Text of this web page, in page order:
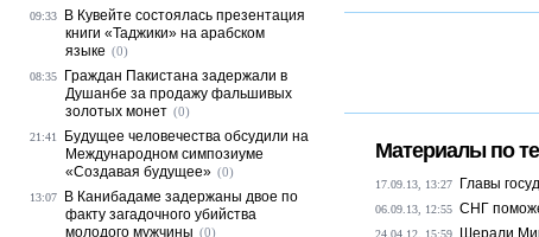
Материалы по
17.09.13, 13:27 Главы
06.09.13, 12:55 СНГ
24.04.12, 15:59 Шерали
09:33
В Кувейте состоялась презентация
книги «Таджики» на арабском
языке (0)
08:35
Граждан Пакистана задержали в
Душанбе за продажу фальшивых
золотых монет (0)
21:41
Будущее человечества обсудили на
Международном симпозиуме
«Создавая будущее» (0)
13:07
В Канибадаме задержаны двое по
факту загадочного убийства
молодого мужчины (0)